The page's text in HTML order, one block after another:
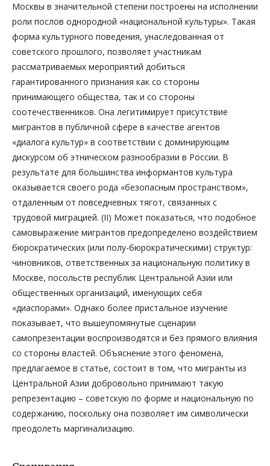
Москвы в значительной степени построены на исполнении
роли послов однородной «национальной культуры». Такая
форма культурного поведения, унаследованная от
советского прошлого, позволяет участникам
рассматриваемых мероприятий добиться
гарантированного признания как со стороны
принимающего общества, так и со стороны
соотечественников. Она легитимирует присутствие
мигрантов в публичной сфере в качестве агентов
«диалога культур» в соответствии с доминирующим
дискурсом об этническом разнообразии в России. В
результате для большинства информантов культура
оказывается своего рода «безопасным пространством»,
отдаленным от повседневных тягот, связанных с
трудовой миграцией. (II) Может показаться, что подобное
самовыражение мигрантов предопределено воздействием
бюрократических (или полу-бюрократическими) структур:
чиновников, ответственных за национальную политику в
Москве, посольств республик Центральной Азии или
общественных организаций, именующих себя
«диаспорами». Однако более пристальное изучение
показывает, что вышеупомянутые сценарии
самопрезентации воспроизводятся и без прямого влияния
со стороны властей. Объяснение этого феномена,
предлагаемое в статье, состоит в том, что мигранты из
Центральной Азии добровольно принимают такую
репрезентацию – советскую по форме и национальную по
содержанию, поскольку она позволяет им символически
преодолеть маргинализацию.